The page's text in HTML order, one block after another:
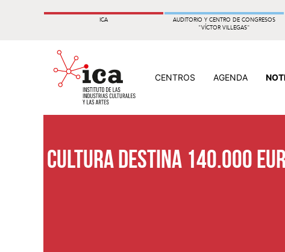
ICA
AUDITORIO Y CENTRO DE CONGRESOS
"VÍCTOR VILLEGAS"
CENTROS AGENDA
Cultura destina 140.000